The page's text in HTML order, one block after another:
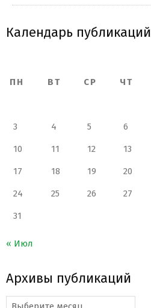
Календарь публикаций
ПН
ВТ СР ЧТ
3 4 5 6
10 11 12 13
17 18 19 20
24 25 26 27
31
« Июл
Архивы публикаций
Архивы